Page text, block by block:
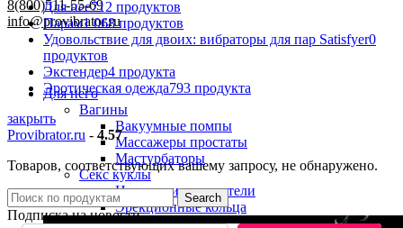
8(800)511-55-69
info@provibrator.ru
Для него
Вагины
Вакуумные помпы
Массажеры простаты
Мастурбаторы
Секс куклы
Насадки и удлинители
Эрекционные кольца
Для нее712 продуктов
Парам1 068 продуктов
Удовольствие для двоих: вибраторы для пар Satisfyer0
продуктов
Экстендер4 продукта
Эротическая одежда793 продукта
закрыть
Provibrator.ru - 4.57
Товаров, соответствующих вашему запросу, не обнаружено.
Search
Подписка на новости